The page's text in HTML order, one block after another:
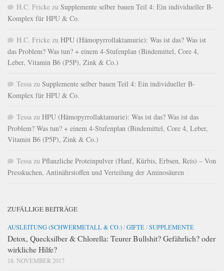
H.C. Fricke zu Supplemente selber bauen Teil 4: Ein individueller B-
Komplex für HPU & Co.
H.C. Fricke zu HPU (Hämopyrrollaktamurie): Was ist das? Was ist
das Problem? Was tun? + einem 4-Stufenplan (Bindemittel, Core 4,
Leber, Vitamin B6 (P5P), Zink & Co.)
Tessa zu Supplemente selber bauen Teil 4: Ein individueller B-
Komplex für HPU & Co.
Tessa zu HPU (Hämopyrrollaktamurie): Was ist das? Was ist das
Problem? Was tun? + einem 4-Stufenplan (Bindemittel, Core 4, Leber,
Vitamin B6 (P5P), Zink & Co.)
Tessa zu Pflanzliche Proteinpulver (Hanf, Kürbis, Erbsen, Reis) – Von
Presskuchen, Antinährstoffen und Verteilung der Aminosäuren
ZUFÄLLIGE BEITRÄGE
AUSLEITUNG (SCHWERMETALL & CO.)/GIFTE/SUPPLEMENTE
Detox, Quecksilber & Chlorella: Teurer Bullshit? Gefährlich? oder
wirkliche Hilfe?
18. NOVEMBER 2017